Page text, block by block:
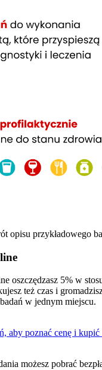
opisu przykładowego
oszczędzasz 5% w
też czas i
w jednym miejscu.
aby poznać cenę i kupić
możesz pobrać